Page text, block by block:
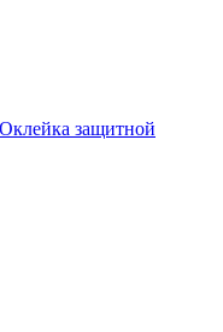
Оклейка защитной